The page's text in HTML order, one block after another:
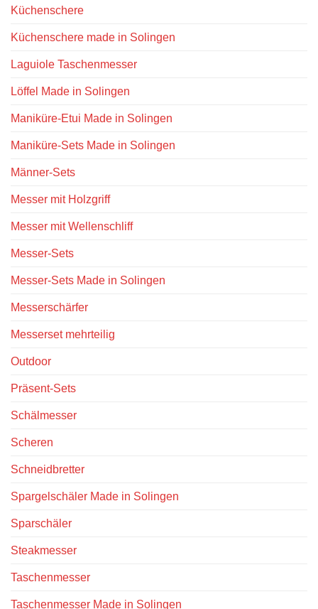
Küchenschere
Küchenschere made in Solingen
Laguiole Taschenmesser
Löffel Made in Solingen
Maniküre-Etui Made in Solingen
Maniküre-Sets Made in Solingen
Männer-Sets
Messer mit Holzgriff
Messer mit Wellenschliff
Messer-Sets
Messer-Sets Made in Solingen
Messerschärfer
Messerset mehrteilig
Outdoor
Präsent-Sets
Schälmesser
Scheren
Schneidbretter
Spargelschäler Made in Solingen
Sparschäler
Steakmesser
Taschenmesser
Taschenmesser Made in Solingen